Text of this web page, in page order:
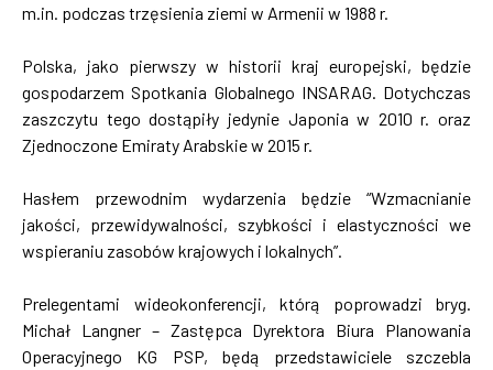
m.in. podczas trzęsienia ziemi w Armenii w 1988 r.
Polska, jako pierwszy w historii kraj europejski, będzie
gospodarzem Spotkania Globalnego INSARAG. Dotychczas
zaszczytu tego dostąpiły jedynie Japonia w 2010 r. oraz
Zjednoczone Emiraty Arabskie w 2015 r.
Hasłem przewodnim wydarzenia będzie “Wzmacnianie
jakości, przewidywalności, szybkości i elastyczności we
wspieraniu zasobów krajowych i lokalnych”.
Prelegentami wideokonferencji, którą poprowadzi bryg.
Michał Langner – Zastępca Dyrektora Biura Planowania
Operacyjnego KG PSP, będą przedstawiciele szczebla